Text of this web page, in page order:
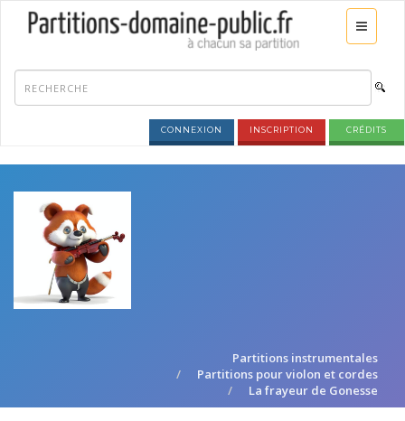
CONNEXION INSCRIPTION CRÉDITS
Partitions instrumentales
Partitions pour violon et cordes
La frayeur de Gonesse